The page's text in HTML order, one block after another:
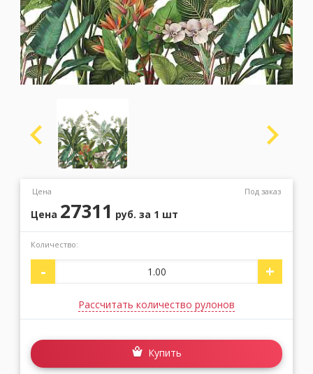
Москва (сменить город)
Заказать обратный звонок
Цена Под заказ
Цена 27311 руб. за 1 шт
Количество:
- +
Рассчитать количество рулонов
Купить